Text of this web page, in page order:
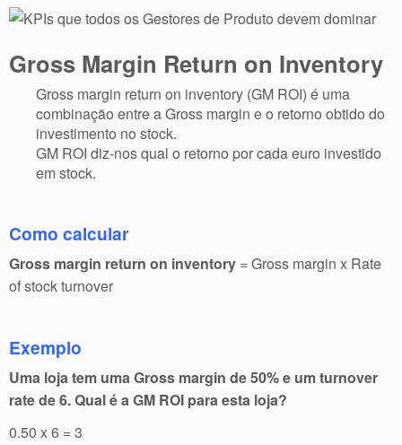
Gross Margin Return on Inventory
Gross margin return on inventory (GM ROI) é uma
combinação entre a Gross margin e o retorno obtido do
investimento no stock.
GM ROI diz-nos qual o retorno por cada euro investido
em stock.
Como calcular
Gross margin return on inventory = Gross margin x Rate
of stock turnover
Exemplo
Uma loja tem uma Gross margin de 50% e um turnover
rate de 6. Qual é a GM ROI para esta loja?
0.50 x 6 = 3